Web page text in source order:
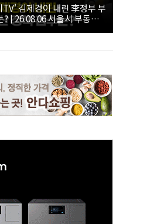
김제경이 내린 李정부 부
? | 26.08.06 서울시 부동산